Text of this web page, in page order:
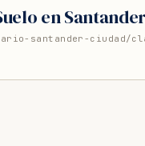
en Santander
santander-ciudad/